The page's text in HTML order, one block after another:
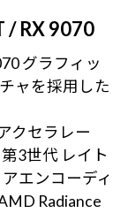
/ RX 9070
グラフィッ
ャを採用した
クセラレー
3世代 レイト
エンコーディ
Radiance